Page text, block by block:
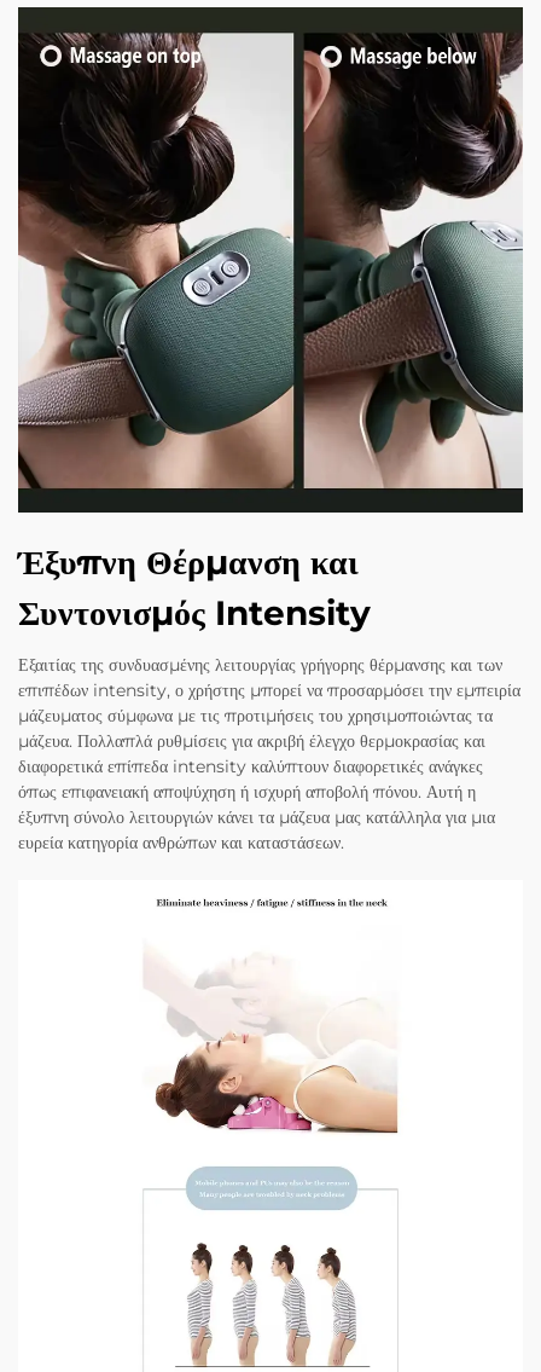
Έξυπνη Θέρμανση και
Συντονισμός Intensity
Εξαιτίας της συνδυασμένης λειτουργίας γρήγορης θέρμανσης και των
επιπέδων intensity, ο χρήστης μπορεί να προσαρμόσει την εμπειρία
μάζευματος σύμφωνα με τις προτιμήσεις του χρησιμοποιώντας τα
μάζευα. Πολλαπλά ρυθμίσεις για ακριβή έλεγχο θερμοκρασίας και
διαφορετικά επίπεδα intensity καλύπτουν διαφορετικές ανάγκες
όπως επιφανειακή αποψύχηση ή ισχυρή αποβολή πόνου. Αυτή η
έξυπνη σύνολο λειτουργιών κάνει τα μάζευα μας κατάλληλα για μια
ευρεία κατηγορία ανθρώπων και καταστάσεων.